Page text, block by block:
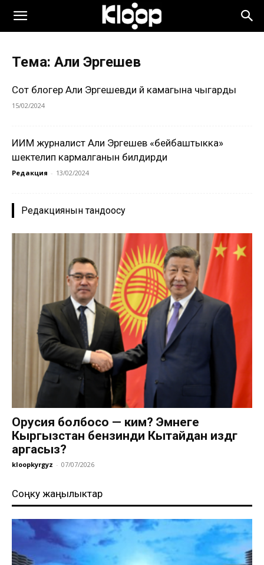
Тема: Али Эргешев
Сот блогер Али Эргешевди үй камагына чыгарды
15/02/2024
ИИМ журналист Али Эргешев «бейбаштыкка»
шектелип кармалганын билдирди
Редакция - 13/02/2024
Редакциянын тандоосу
Орусия болбосо — ким? Эмнеге
Кыргызстан бензинди Кытайдан издөөгө
аргасыз?
kloopkyrgyz - 07/07/2026
Соңку жаңылыктар